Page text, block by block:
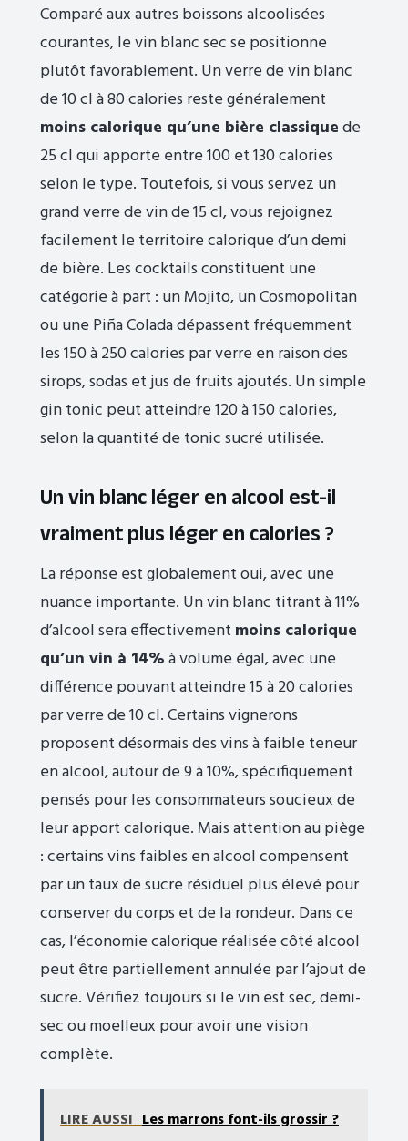
Comparé aux autres boissons alcoolisées
courantes, le vin blanc sec se positionne
plutôt favorablement. Un verre de vin blanc
de 10 cl à 80 calories reste généralement
moins calorique qu’une bière classiquede
25 cl qui apporte entre 100 et 130 calories
selon le type. Toutefois, si vous servez un
grand verre de vin de 15 cl, vous rejoignez
facilement le territoire calorique d’un demi
de bière. Les cocktails constituent une
catégorie à part : un Mojito, un Cosmopolitan
ou une Piña Colada dépassent fréquemment
les 150 à 250 calories par verre en raison des
sirops, sodas et jus de fruits ajoutés. Un simple
gin tonic peut atteindre 120 à 150 calories,
selon la quantité de tonic sucré utilisée.
Un vin blanc léger en alcool est-il
vraiment plus léger en calories ?
La réponse est globalement oui, avec une
nuance importante. Un vin blanc titrant à 11%
d’alcool sera effectivement moins calorique
qu’un vin à 14%à volume égal, avec une
différence pouvant atteindre 15 à 20 calories
par verre de 10 cl. Certains vignerons
proposent désormais des vins à faible teneur
en alcool, autour de 9 à 10%, spécifiquement
pensés pour les consommateurs soucieux de
leur apport calorique. Mais attention au piège
: certains vins faibles en alcool compensent
par un taux de sucre résiduel plus élevé pour
conserver du corps et de la rondeur. Dans ce
cas, l’économie calorique réalisée côté alcool
peut être partiellement annulée par l’ajout de
sucre. Vérifiez toujours si le vin est sec, demi-
sec ou moelleux pour avoir une vision
complète.
LIRE AUSSI Les marrons font-ils grossir ?